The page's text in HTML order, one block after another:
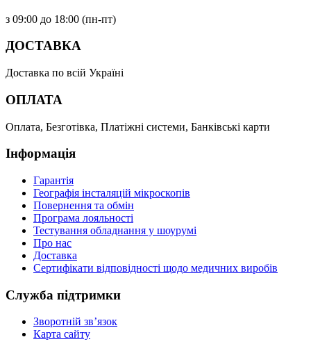
з 09:00 до 18:00 (пн-пт)
ДОСТАВКА
Доставка по всій Україні
ОПЛАТА
Оплата, Безготівка, Платіжні системи, Банківські карти
Інформація
Гарантія
Географія інсталяцій мікроскопів
Повернення та обмін
Програма лояльності
Тестування обладнання у шоурумі
Про нас
Доставка
Сертифікати відповідності щодо медичних виробів
Служба підтримки
Зворотній зв’язок
Карта сайту